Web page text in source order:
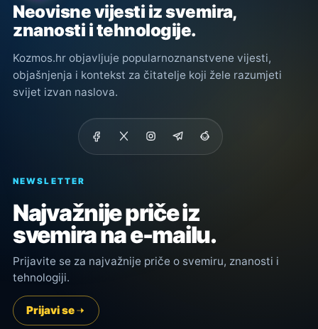
Neovisne vijesti iz svemira,
znanosti i tehnologije.
Kozmos.hr objavljuje popularnoznanstvene vijesti,
objašnjenja i kontekst za čitatelje koji žele razumjeti
svijet izvan naslova.
NEWSLETTER
Najvažnije priče iz
svemira na e-mailu.
Prijavite se za najvažnije priče o svemiru, znanosti i
tehnologiji.
Prijavi se